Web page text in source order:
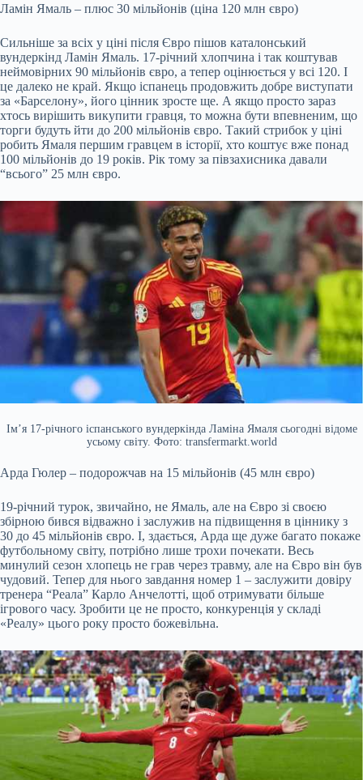
Ламін Ямаль – плюс 30 мільйонів (ціна 120 млн євро)
Сильніше за всіх у ціні після Євро пішов каталонський
вундеркінд Ламін Ямаль. 17-річний хлопчина і так коштував
неймовірних 90 мільйонів євро, а тепер оцінюється у всі 120. І
це далеко не край. Якщо іспанець продовжить добре виступати
за «Барселону», його цінник зросте ще. А якщо просто зараз
хтось вирішить викупити гравця, то можна бути впевненим, що
торги будуть йти до 200 мільйонів євро. Такий стрибок у ціні
робить Ямаля першим гравцем в історії, хто коштує вже понад
100 мільйонів до 19 років. Рік тому за півзахисника давали
“всього” 25 млн євро.
Ім’я 17-річного іспанського вундеркінда Ламіна Ямаля сьогодні відоме
усьому світу. Фото: transfermarkt.world
Арда Гюлер – подорожчав на 15 мільйонів (45 млн євро)
19-річний турок, звичайно, не Ямаль, але на Євро зі своєю
збірною бився відважно і заслужив на підвищення в ціннику з
30 до 45 мільйонів євро. І, здається, Арда ще дуже багато покаже
футбольному світу, потрібно лише трохи почекати. Весь
минулий сезон хлопець не грав через травму, але на Євро він був
чудовий. Тепер для нього завдання номер 1 – заслужити довіру
тренера “Реала” Карло Анчелотті, щоб отримувати більше
ігрового часу. Зробити це не просто, конкуренція у складі
«Реалу» цього року просто божевільна.